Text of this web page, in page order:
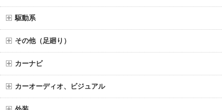
駆動系
その他（足廻り）
カーナビ
カーオーディオ、ビジュアル